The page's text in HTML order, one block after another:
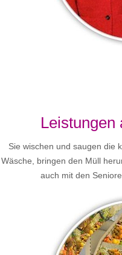
Leistungen
Sie wischen und saugen die
Wäsche, bringen den Müll
auch mit den